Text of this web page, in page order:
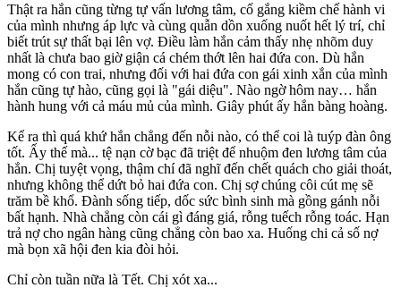
Thật ra hắn cũng từng tự vấn lương tâm, cố gắng kiềm chế hành vi
của mình nhưng áp lực và cùng quẫn dồn xuống nuốt hết lý trí, chỉ
biết trút sự thất bại lên vợ. Điều làm hắn cảm thấy nhẹ nhõm duy
nhất là chưa bao giờ giận cá chém thớt lên hai đứa con. Dù hắn
mong có con trai, nhưng đối với hai đứa con gái xinh xắn của mình
hắn cũng tự hào, cũng gọi là "gái diệu". Nào ngờ hôm nay… hắn
hành hung với cả máu mủ của mình. Giây phút ấy hắn bàng hoàng.
Kể ra thì quá khứ hắn chẳng đến nỗi nào, có thể coi là tuýp đàn ông
tốt. Ấy thế mà... tệ nạn cờ bạc đã triệt để nhuộm đen lương tâm của
hắn. Chị tuyệt vọng, thậm chí đã nghĩ đến chết quách cho giải thoát,
nhưng không thể dứt bỏ hai đứa con. Chị sợ chúng côi cút mẹ sẽ
trăm bề khổ. Đành sống tiếp, dốc sức bình sinh mà gồng gánh nỗi
bất hạnh. Nhà chẳng còn cái gì đáng giá, rỗng tuếch rỗng toác. Hạn
trả nợ cho ngân hàng cũng chẳng còn bao xa. Huống chi cả số nợ
mà bọn xã hội đen kia đòi hỏi.
Chỉ còn tuần nữa là Tết. Chị xót xa...